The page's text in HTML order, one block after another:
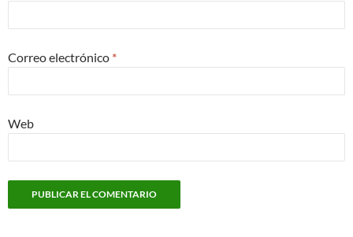
Correo electrónico *
Web